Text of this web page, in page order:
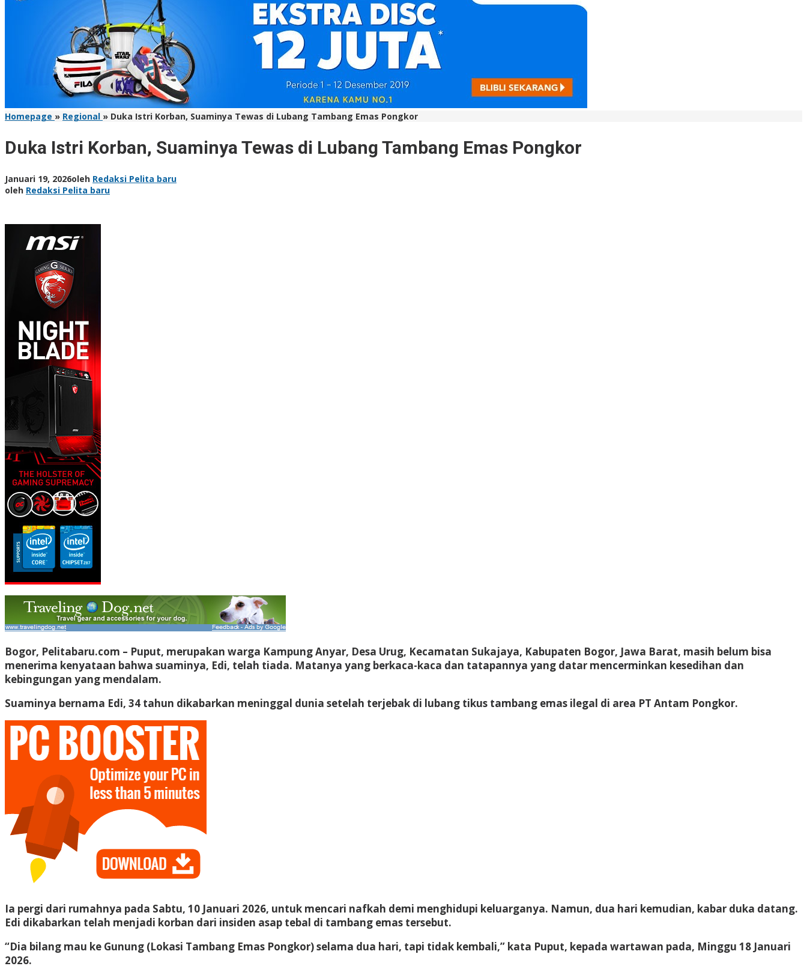
Homepage » Regional » Duka Istri Korban, Suaminya Tewas di Lubang Tambang Emas Pongkor
Duka Istri Korban, Suaminya Tewas di Lubang Tambang Emas Pongkor
Januari 19, 2026oleh Redaksi Pelita baru
oleh Redaksi Pelita baru
Bogor, Pelitabaru.com – Puput, merupakan warga Kampung Anyar, Desa Urug, Kecamatan Sukajaya, Kabupaten Bogor, Jawa Barat, masih belum bisa
menerima kenyataan bahwa suaminya, Edi, telah tiada. Matanya yang berkaca-kaca dan tatapannya yang datar mencerminkan kesedihan dan
kebingungan yang mendalam.
Suaminya bernama Edi, 34 tahun dikabarkan meninggal dunia setelah terjebak di lubang tikus tambang emas ilegal di area PT Antam Pongkor.
Ia pergi dari rumahnya pada Sabtu, 10 Januari 2026, untuk mencari nafkah demi menghidupi keluarganya. Namun, dua hari kemudian, kabar duka datang.
Edi dikabarkan telah menjadi korban dari insiden asap tebal di tambang emas tersebut.
“Dia bilang mau ke Gunung (Lokasi Tambang Emas Pongkor) selama dua hari, tapi tidak kembali,” kata Puput, kepada wartawan pada, Minggu 18 Januari
2026.